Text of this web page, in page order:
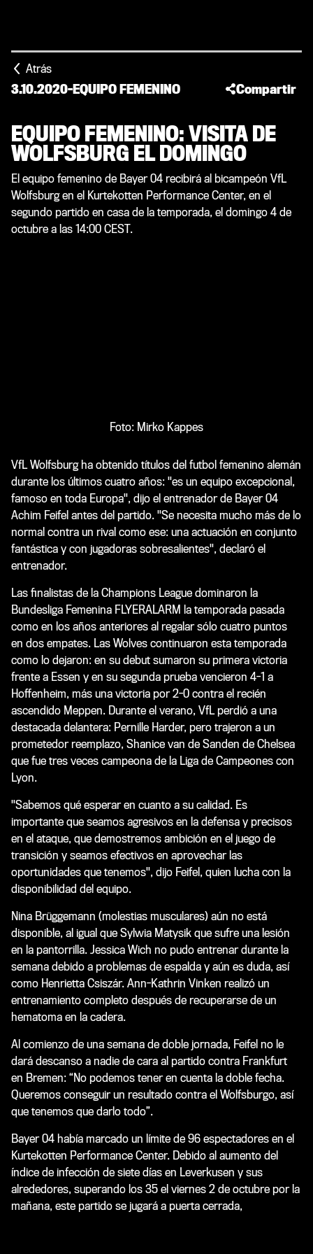
Atrás
3.10.2020-EQUIPO FEMENINO Compartir
EQUIPO FEMENINO: VISITA DE
WOLFSBURG EL DOMINGO
El equipo femenino de Bayer 04 recibirá al bicampeón VfL
Wolfsburg en el Kurtekotten Performance Center, en el
segundo partido en casa de la temporada, el domingo 4 de
octubre a las 14:00 CEST.
Foto: Mirko Kappes
VfL Wolfsburg ha obtenido títulos del futbol femenino alemán
durante los últimos cuatro años: "es un equipo excepcional,
famoso en toda Europa", dijo el entrenador de Bayer 04
Achim Feifel antes del partido. "Se necesita mucho más de lo
normal contra un rival como ese: una actuación en conjunto
fantástica y con jugadoras sobresalientes", declaró el
entrenador.
Las finalistas de la Champions League dominaron la
Bundesliga Femenina FLYERALARM la temporada pasada
como en los años anteriores al regalar sólo cuatro puntos
en dos empates. Las Wolves continuaron esta temporada
como lo dejaron: en su debut sumaron su primera victoria
frente a Essen y en su segunda prueba vencieron 4-1 a
Hoffenheim, más una victoria por 2-0 contra el recién
ascendido Meppen. Durante el verano, VfL perdió a una
destacada delantera: Pernille Harder, pero trajeron a un
prometedor reemplazo, Shanice van de Sanden de Chelsea
que fue tres veces campeona de la Liga de Campeones con
Lyon.
"Sabemos qué esperar en cuanto a su calidad. Es
importante que seamos agresivos en la defensa y precisos
en el ataque, que demostremos ambición en el juego de
transición y seamos efectivos en aprovechar las
oportunidades que tenemos", dijo Feifel, quien lucha con la
disponibilidad del equipo.
Nina Brüggemann (molestias musculares) aún no está
disponible, al igual que Sylwia Matysik que sufre una lesión
en la pantorrilla. Jessica Wich no pudo entrenar durante la
semana debido a problemas de espalda y aún es duda, así
como Henrietta Csiszár. Ann-Kathrin Vinken realizó un
entrenamiento completo después de recuperarse de un
hematoma en la cadera.
Al comienzo de una semana de doble jornada, Feifel no le
dará descanso a nadie de cara al partido contra Frankfurt
en Bremen: “No podemos tener en cuenta la doble fecha.
Queremos conseguir un resultado contra el Wolfsburgo, así
que tenemos que darlo todo”.
Bayer 04 había marcado un límite de 96 espectadores en el
Kurtekotten Performance Center. Debido al aumento del
índice de infección de siete días en Leverkusen y sus
alrededores, superando los 35 el viernes 2 de octubre por la
mañana, este partido se jugará a puerta cerrada,